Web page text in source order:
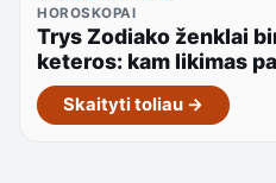
HOROSKOPAI
Trys Zodiako ženklai
keteros: kam likimas
Skaityti toliau →